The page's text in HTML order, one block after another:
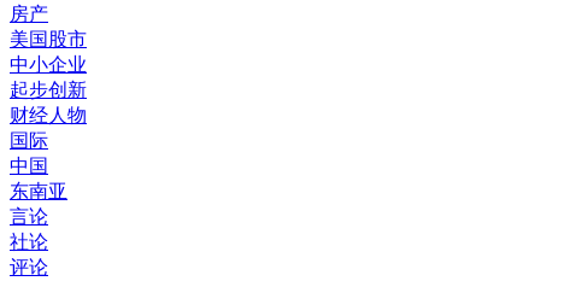
房产
美国股市
中小企业
起步创新
财经人物
国际
中国
东南亚
言论
社论
评论